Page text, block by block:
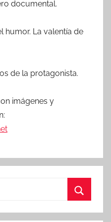
documental.
humor. La valentía de
de la protagonista.
imágenes y